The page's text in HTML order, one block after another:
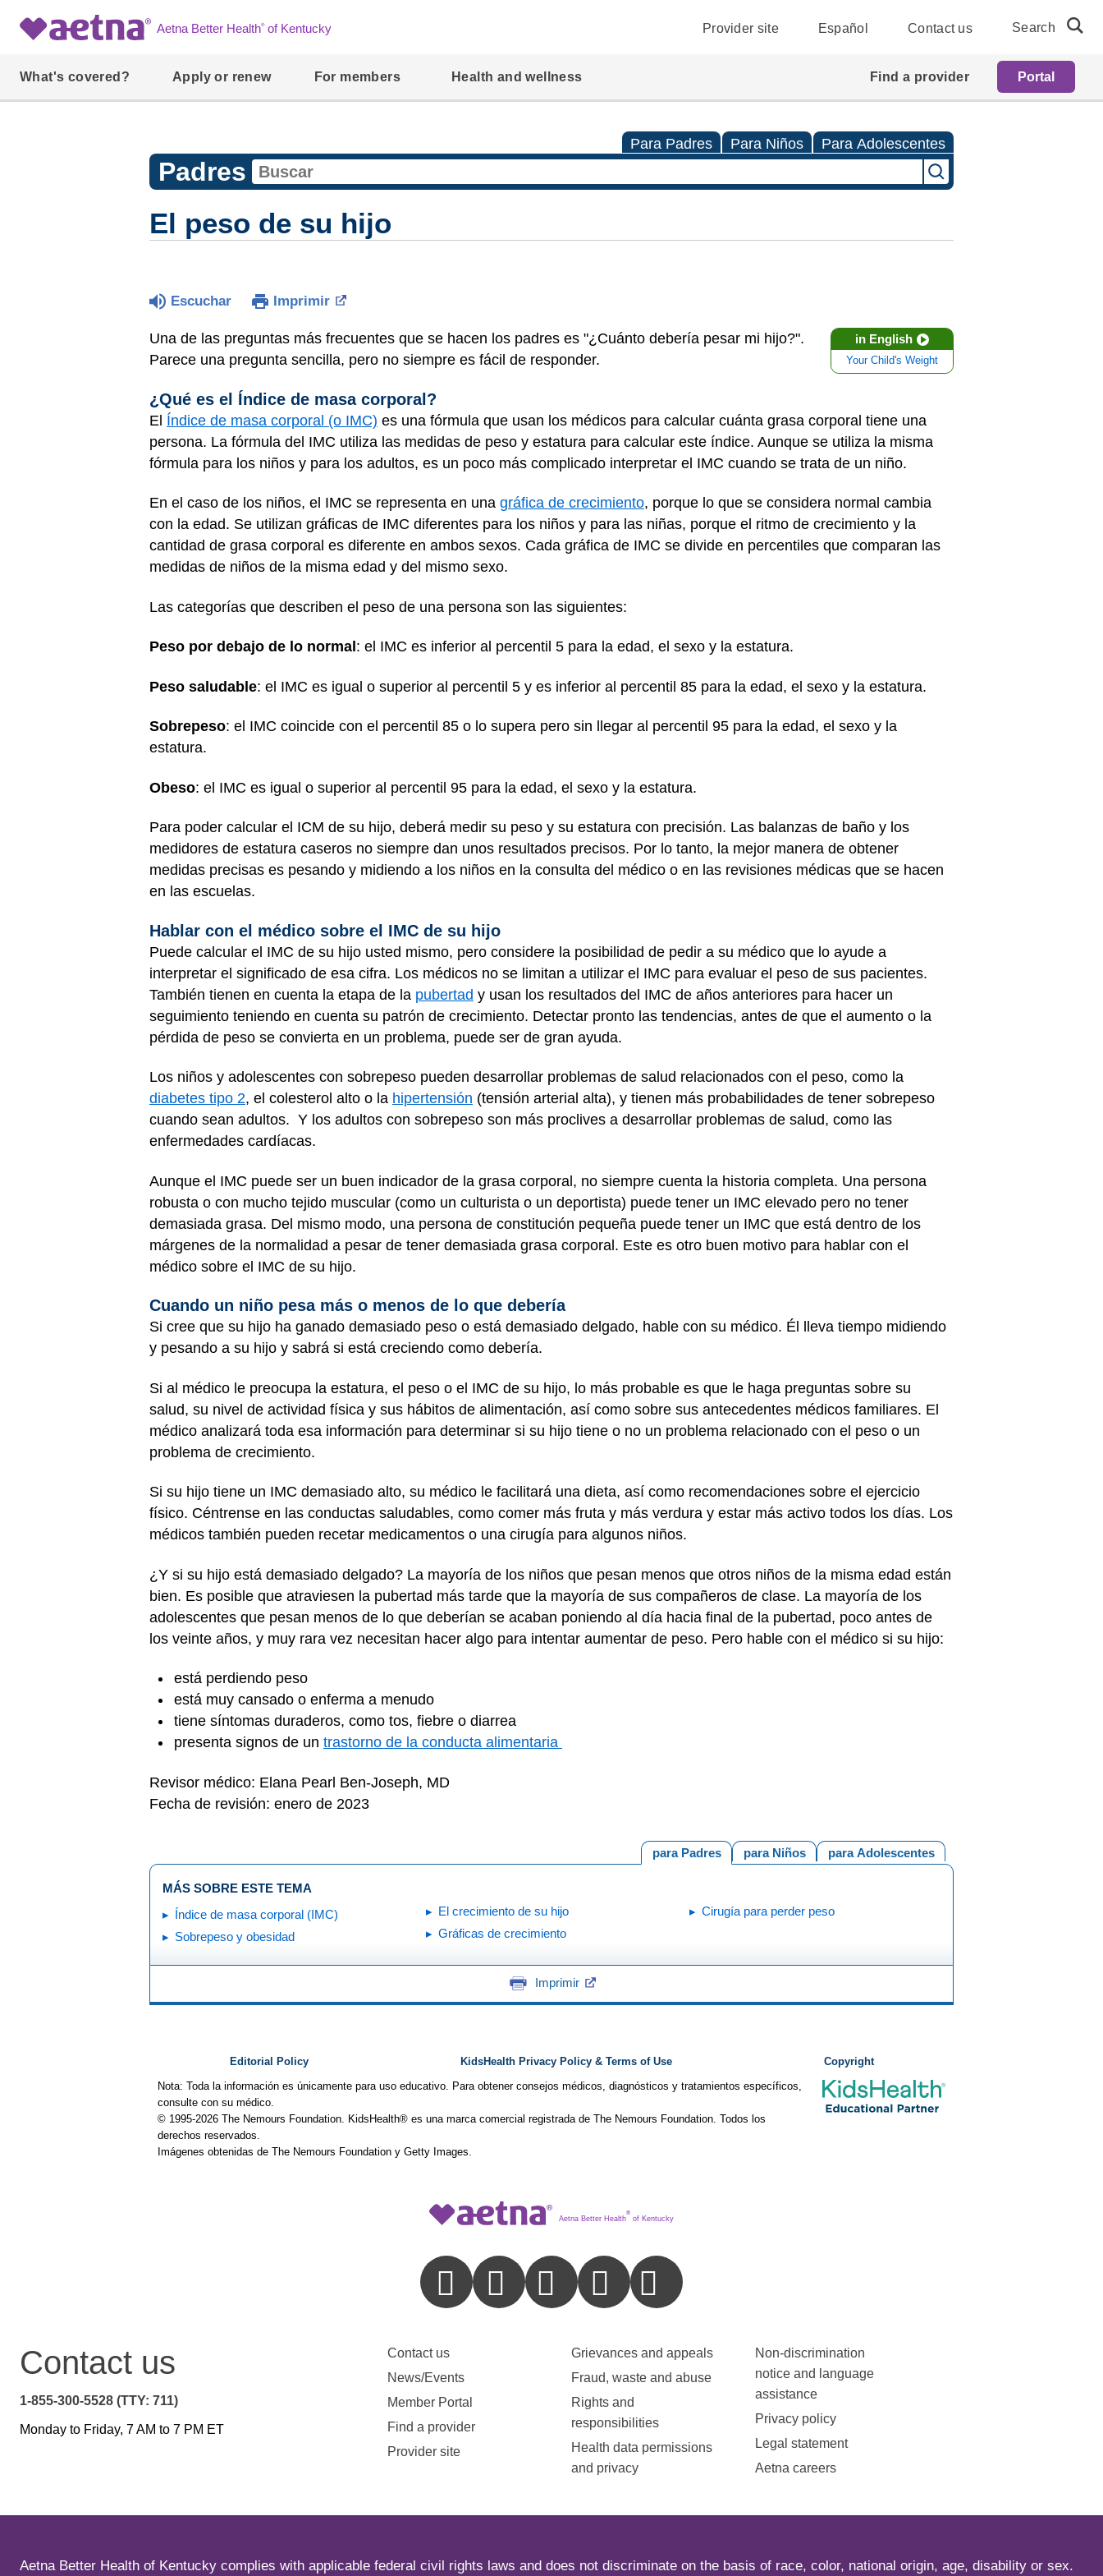
Aetna Better Health®of Kentucky Provider site Español Contact us Search
What's covered? Apply or renew For members Health and wellness Find a provider Portal
Para Padres Para Niños Para Adolescentes
Padres
El peso de su hijo
Escuchar Imprimir
in English
Your Child's Weight
Una de las preguntas más frecuentes que se hacen los padres es "¿Cuánto debería pesar mi hijo?".
Parece una pregunta sencilla, pero no siempre es fácil de responder.
¿Qué es el Índice de masa corporal?
El Índice de masa corporal (o IMC) es una fórmula que usan los médicos para calcular cuánta grasa corporal tiene una
persona. La fórmula del IMC utiliza las medidas de peso y estatura para calcular este índice. Aunque se utiliza la misma
fórmula para los niños y para los adultos, es un poco más complicado interpretar el IMC cuando se trata de un niño.
En el caso de los niños, el IMC se representa en una gráfica de crecimiento, porque lo que se considera normal cambia
con la edad. Se utilizan gráficas de IMC diferentes para los niños y para las niñas, porque el ritmo de crecimiento y la
cantidad de grasa corporal es diferente en ambos sexos. Cada gráfica de IMC se divide en percentiles que comparan las
medidas de niños de la misma edad y del mismo sexo.
Las categorías que describen el peso de una persona son las siguientes:
Peso por debajo de lo normal : el IMC es inferior al percentil 5 para la edad, el sexo y la estatura.
Peso saludable: el IMC es igual o superior al percentil 5 y es inferior al percentil 85 para la edad, el sexo y la estatura.
Sobrepeso: el IMC coincide con el percentil 85 o lo supera pero sin llegar al percentil 95 para la edad, el sexo y la
estatura.
Obeso: el IMC es igual o superior al percentil 95 para la edad, el sexo y la estatura.
Para poder calcular el ICM de su hijo, deberá medir su peso y su estatura con precisión. Las balanzas de baño y los
medidores de estatura caseros no siempre dan unos resultados precisos. Por lo tanto, la mejor manera de obtener
medidas precisas es pesando y midiendo a los niños en la consulta del médico o en las revisiones médicas que se hacen
en las escuelas.
Hablar con el médico sobre el IMC de su hijo
Puede calcular el IMC de su hijo usted mismo, pero considere la posibilidad de pedir a su médico que lo ayude a
interpretar el significado de esa cifra. Los médicos no se limitan a utilizar el IMC para evaluar el peso de sus pacientes.
También tienen en cuenta la etapa de la pubertad y usan los resultados del IMC de años anteriores para hacer un
seguimiento teniendo en cuenta su patrón de crecimiento. Detectar pronto las tendencias, antes de que el aumento o la
pérdida de peso se convierta en un problema, puede ser de gran ayuda.
Los niños y adolescentes con sobrepeso pueden desarrollar problemas de salud relacionados con el peso, como la
diabetes tipo 2, el colesterol alto o la hipertensión (tensión arterial alta), y tienen más probabilidades de tener sobrepeso
cuando sean adultos. Y los adultos con sobrepeso son más proclives a desarrollar problemas de salud, como las
enfermedades cardíacas.
Aunque el IMC puede ser un buen indicador de la grasa corporal, no siempre cuenta la historia completa. Una persona
robusta o con mucho tejido muscular (como un culturista o un deportista) puede tener un IMC elevado pero no tener
demasiada grasa. Del mismo modo, una persona de constitución pequeña puede tener un IMC que está dentro de los
márgenes de la normalidad a pesar de tener demasiada grasa corporal. Este es otro buen motivo para hablar con el
médico sobre el IMC de su hijo.
Cuando un niño pesa más o menos de lo que debería
Si cree que su hijo ha ganado demasiado peso o está demasiado delgado, hable con su médico. Él lleva tiempo midiendo
y pesando a su hijo y sabrá si está creciendo como debería.
Si al médico le preocupa la estatura, el peso o el IMC de su hijo, lo más probable es que le haga preguntas sobre su
salud, su nivel de actividad física y sus hábitos de alimentación, así como sobre sus antecedentes médicos familiares. El
médico analizará toda esa información para determinar si su hijo tiene o no un problema relacionado con el peso o un
problema de crecimiento.
Si su hijo tiene un IMC demasiado alto, su médico le facilitará una dieta, así como recomendaciones sobre el ejercicio
físico. Céntrense en las conductas saludables, como comer más fruta y más verdura y estar más activo todos los días. Los
médicos también pueden recetar medicamentos o una cirugía para algunos niños.
¿Y si su hijo está demasiado delgado? La mayoría de los niños que pesan menos que otros niños de la misma edad están
bien. Es posible que atraviesen la pubertad más tarde que la mayoría de sus compañeros de clase. La mayoría de los
adolescentes que pesan menos de lo que deberían se acaban poniendo al día hacia final de la pubertad, poco antes de
los veinte años, y muy rara vez necesitan hacer algo para intentar aumentar de peso. Pero hable con el médico si su hijo:
está perdiendo peso
está muy cansado o enferma a menudo
tiene síntomas duraderos, como tos, fiebre o diarrea
presenta signos de un trastorno de la conducta alimentaria
Revisor médico: Elana Pearl Ben-Joseph, MD
Fecha de revisión: enero de 2023
para Adolescentes
para Niños
para Padres
MÁS SOBRE ESTE TEMA
Índice de masa corporal (IMC)
Sobrepeso y obesidad
El crecimiento de su hijo
Gráficas de crecimiento
Cirugía para perder peso
Imprimir
Editorial Policy KidsHealth Privacy Policy & Terms of Use Copyright
Nota: Toda la información es únicamente para uso educativo. Para obtener consejos médicos, diagnósticos y tratamientos específicos,
consulte con su médico.
© 1995-2026 The Nemours Foundation. KidsHealth® es una marca comercial registrada de The Nemours Foundation. Todos los
derechos reservados.
Imágenes obtenidas de The Nemours Foundation y Getty Images.
Aetna Better Health
®
of Kentucky
Contact us
1-855-300-5528 (TTY: 711)
Monday to Friday, 7 AM to 7 PM ET
Contact us
News/Events
Member Portal
Find a provider
Provider site
Grievances and appeals
Fraud, waste and abuse
Rights and
responsibilities
Health data permissions
and privacy
Non-discrimination
notice and language
assistance
Privacy policy
Legal statement
Aetna careers
Aetna Better Health of Kentucky complies with applicable federal civil rights laws and does not discriminate on the basis of race, color, national origin, age, disability or sex.